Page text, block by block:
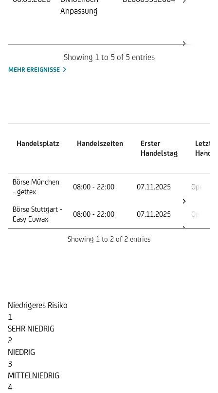
Anpassung
Showing 1 to 5 of 5 entries
MEHR EREIGNISSE
Handelsplatz Handelszeiten
Erster
Handelstag
Letzter
Handelsplatz
Handelstag
Börse München
- gettex
08:00 - 22:00 07.11.2025 Open
Börse Stuttgart -
Easy Euwax
08:00 - 22:00 07.11.2025 Open
Showing 1 to 2 of 2 entries
Niedrigeres Risiko
1
SEHR NIEDRIG
2
NIEDRIG
3
MITTELNIEDRIG
4